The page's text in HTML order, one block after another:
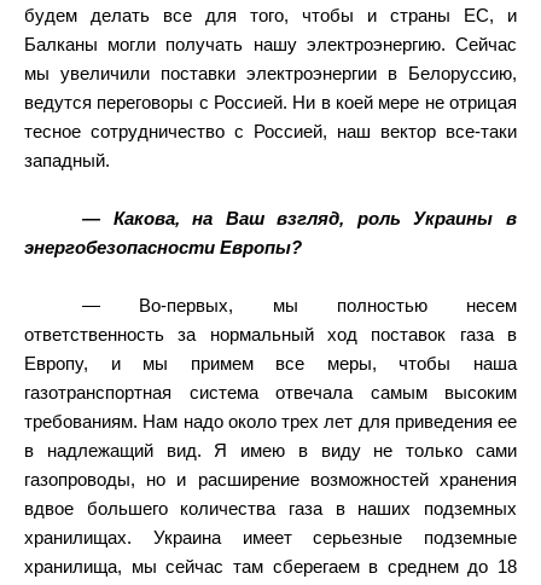
будем делать все для того, чтобы и страны ЕС, и
Балканы могли получать нашу электроэнергию. Сейчас
мы увеличили поставки электроэнергии в Белоруссию,
ведутся переговоры с Россией. Ни в коей мере не отрицая
тесное сотрудничество с Россией, наш вектор все-таки
западный.
— Какова, на Ваш взгляд, роль Украины в
энергобезопасности Европы?
— Во-первых, мы полностью несем
ответственность за нормальный ход поставок газа в
Европу, и мы примем все меры, чтобы наша
газотранспортная система отвечала самым высоким
требованиям. Нам надо около трех лет для приведения ее
в надлежащий вид. Я имею в виду не только сами
газопроводы, но и расширение возможностей хранения
вдвое большего количества газа в наших подземных
хранилищах. Украина имеет серьезные подземные
хранилища, мы сейчас там сберегаем в среднем до 18